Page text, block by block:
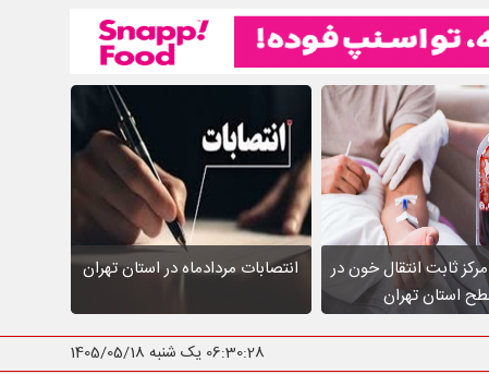
۱۰ مرکز ثابت انتقال خون در
استان تهران
انتصابات مردادماه در استان تهران
06:30:29 یک شنبه 1405/05/18